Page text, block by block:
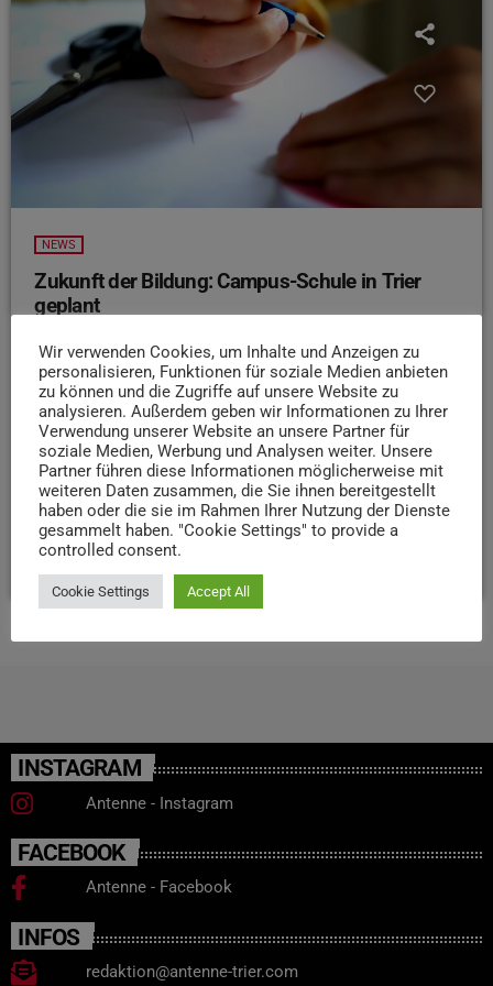
NEWS
Zukunft der Bildung: Campus-Schule in Trier
geplant
Lehramtsstudierende in Trier sollen künftig die
Möglichkeit haben, direkt im Schulalltag zu lernen, zu
forschen und neue pädagogische Konzepte aktiv
mitzugestalten. Geplant ist der Neubau einer
sogenannten Campus-Schule. Das Gebäude soll ab dem
Schuljahr 2029/30 nutzbar sein. Das Projekt entsteht in
Zusammenarbeit zwischen der Uni Trier und der Freien
Montessori-Schule Trier.
today 27. OKTOBER 2025
INSTAGRAM
Antenne - Instagram
FACEBOOK
Antenne - Facebook
INFOS
redaktion@antenne-trier.com
Wir verwenden Cookies, um Inhalte und Anzeigen zu
personalisieren, Funktionen für soziale Medien anbieten
zu können und die Zugriffe auf unsere Website zu
analysieren. Außerdem geben wir Informationen zu Ihrer
Verwendung unserer Website an unsere Partner für
soziale Medien, Werbung und Analysen weiter. Unsere
Partner führen diese Informationen möglicherweise mit
weiteren Daten zusammen, die Sie ihnen bereitgestellt
haben oder die sie im Rahmen Ihrer Nutzung der Dienste
gesammelt haben. "Cookie Settings" to provide a
controlled consent.
Cookie Settings Accept All